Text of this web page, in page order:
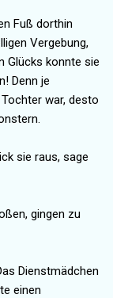
Fuß dorthin
Vergebung,
Glücks konnte sie
Denn je
war, desto
sie raus, sage
gingen zu
Dienstmädchen
einen